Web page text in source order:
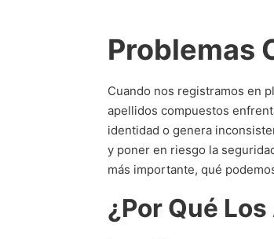
Problemas
Cuando nos registramos en
apellidos compuestos
identidad o genera
y poner en riesgo la
más importante, qué
¿Por Qué